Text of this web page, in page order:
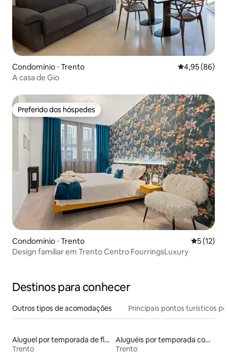
Condomínio ⋅ Trento 4,95 de uma
4,95 (86)
A casa de Gio
Preferido dos hóspedes
Preferido dos hóspedes
Condomínio ⋅ Trento 5 de uma
5 (12)
Design familiar em Trento Centro FourringsLuxury
Destinos para conhecer
Outros tipos de acomodações Principais pontos turísticos
Aluguel por temporada de flats
Trento
Aluguéis por temporada com cama de altura acessível
Trento